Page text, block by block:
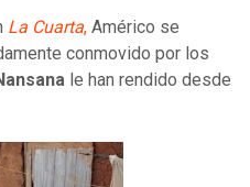
La Cuarta, Américo se
conmovido por los
le han rendido desde